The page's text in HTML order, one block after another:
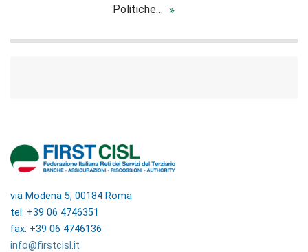
Politiche…
via Modena 5, 00184 Roma
tel: +39 06 4746351
fax: +39 06 4746136
info@firstcisl.it